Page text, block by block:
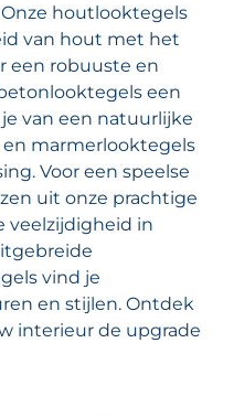
houtlooktegels
van hout met het
een robuuste en
een
van een natuurlijke
marmerlooktegels
Voor een speelse
uit onze prachtige
veelzijdigheid in
vind je
en stijlen. Ontdek
interieur de upgrade